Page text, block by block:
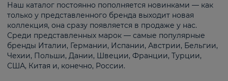
Наш каталог постоянно пополняется новинками — как
только у представленного бренда выходит новая
коллекция, она сразу появляется в продаже у нас.
Среди представленных марок — самые популярные
бренды Италии, Германии, Испании, Австрии, Бельгии,
Чехии, Польши, Дании, Швеции, Франции, Турции,
США, Китая и, конечно, России.